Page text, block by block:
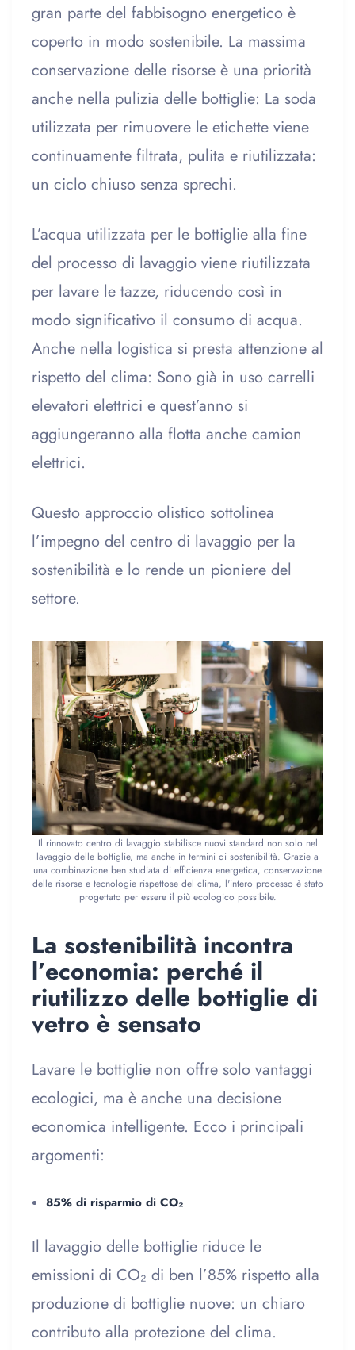
gran parte del fabbisogno energetico è
coperto in modo sostenibile. La massima
conservazione delle risorse è una priorità
anche nella pulizia delle bottiglie: La soda
utilizzata per rimuovere le etichette viene
continuamente filtrata, pulita e riutilizzata:
un ciclo chiuso senza sprechi.
L’acqua utilizzata per le bottiglie alla fine
del processo di lavaggio viene riutilizzata
per lavare le tazze, riducendo così in
modo significativo il consumo di acqua.
Anche nella logistica si presta attenzione al
rispetto del clima: Sono già in uso carrelli
elevatori elettrici e quest’anno si
aggiungeranno alla flotta anche camion
elettrici.
Questo approccio olistico sottolinea
l’impegno del centro di lavaggio per la
sostenibilità e lo rende un pioniere del
settore.
Il rinnovato centro di lavaggio stabilisce nuovi standard non solo nel
lavaggio delle bottiglie, ma anche in termini di sostenibilità. Grazie a
una combinazione ben studiata di efficienza energetica, conservazione
delle risorse e tecnologie rispettose del clima, l'intero processo è stato
progettato per essere il più ecologico possibile.
La sostenibilità incontra
l’economia: perché il
riutilizzo delle bottiglie di
vetro è sensato
Lavare le bottiglie non offre solo vantaggi
ecologici, ma è anche una decisione
economica intelligente. Ecco i principali
argomenti:
85% di risparmio di CO₂
Il lavaggio delle bottiglie riduce le
emissioni di CO₂ di ben l’85% rispetto alla
produzione di bottiglie nuove: un chiaro
contributo alla protezione del clima.